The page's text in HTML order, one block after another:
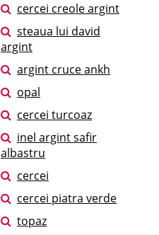
cercei creole argint
steaua lui david
argint
argint cruce ankh
opal
cercei turcoaz
inel argint safir
albastru
cercei
cercei piatra verde
topaz